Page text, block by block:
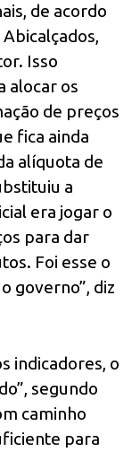
de acordo
Isso
alocar os
de preços
fica ainda
alíquota de
a
era jogar o
para dar
Foi esse o
governo”, diz
indicadores, o
segundo
caminho
para